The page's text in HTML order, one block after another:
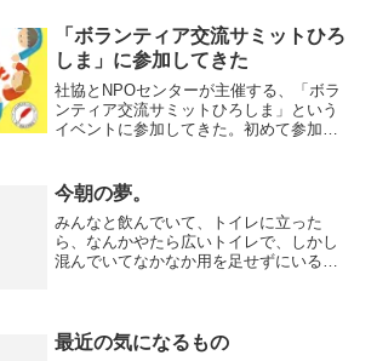
の方針。アウトプットを意識した社会人
になる。仕事を始めてめっき...
「ボランティア交流サミットひろ
しま」に参加してきた
社協とNPOセンターが主催する、「ボラ
ンティア交流サミットひろしま」という
イベントに参加してきた。初めて参加し
が実際それぐらいの人数が集まっていた
ように思う。今回...
今朝の夢。
みんなと飲んでいて、トイレに立った
ら、なんかやたら広いトイレで、しかし
混んでいてなかなか用を足せずにいる
った。よく見ると、アトラクシ...
最近の気になるもの